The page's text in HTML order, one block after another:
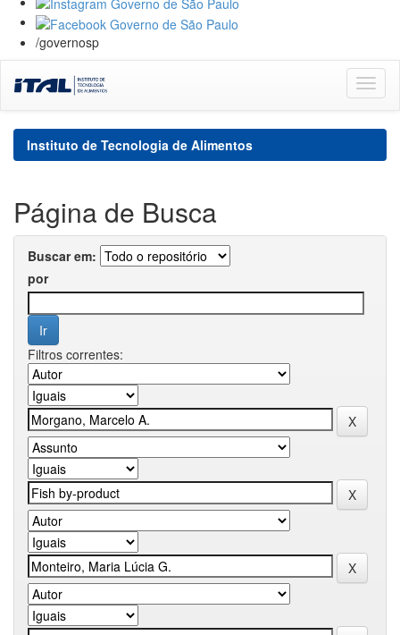
/governosp
navigation
Instituto de Tecnologia de Alimentos
Página de Busca
Buscar em:
por
Filtros correntes: